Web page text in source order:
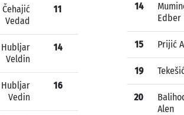
Čehajić
Vedad
11
Hubljar
Veldin
14
Hubljar
Vedin
16
14
Edber
15 Prijić
19
20
Alen